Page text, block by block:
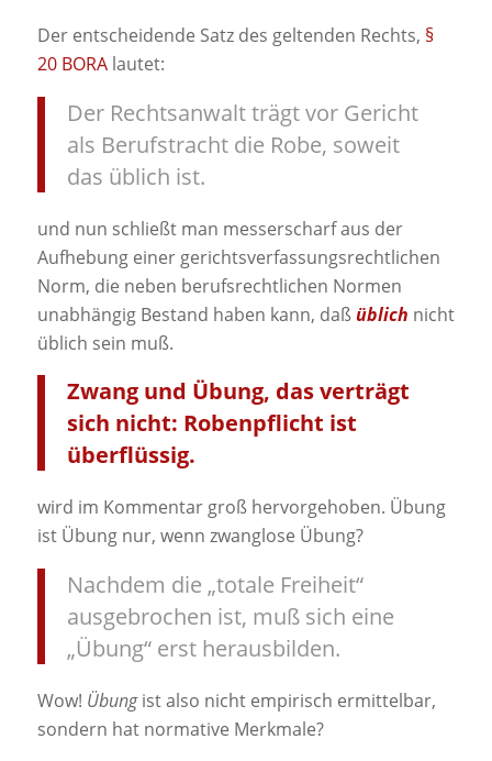
Der entscheidende Satz des geltenden Rechts, §
20 BORAlautet:
Der Rechtsanwalt trägt vor Gericht
als Berufstracht die Robe, soweit
das üblich ist.
und nun schließt man messerscharf aus der
Aufhebung einer gerichtsverfassungsrechtlichen
Norm, die neben berufsrechtlichen Normen
unabhängig Bestand haben kann, daß üblich nicht
üblich sein muß.
Zwang und Übung, das verträgt
sich nicht: Robenpflicht ist
überflüssig.
wird im Kommentar groß hervorgehoben. Übung
ist Übung nur, wenn zwanglose Übung?
Nachdem die „totale Freiheit“
ausgebrochen ist, muß sich eine
„Übung“ erst herausbilden.
Wow! Übungist also nicht empirisch ermittelbar,
sondern hat normative Merkmale?